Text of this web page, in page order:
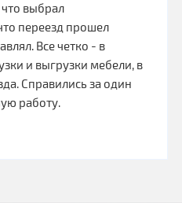
выбрал
переезд прошел
Все четко - в
и выгрузки мебели, в
Справились за один
работу.